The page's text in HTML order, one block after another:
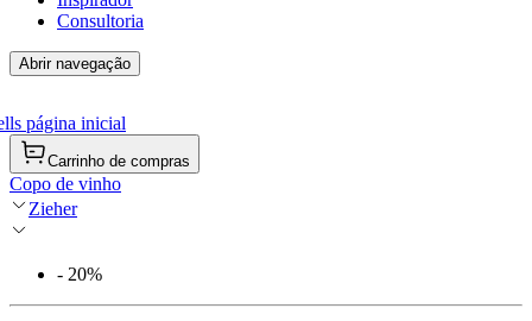
Consultoria
Abrir navegação
página inicial
Carrinho de compras
Copo de vinho
Zieher
- 20%